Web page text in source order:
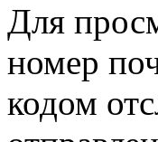
Для
номер
кодом